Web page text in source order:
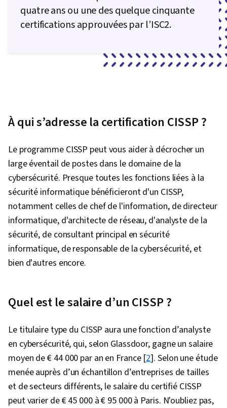
quatre ans ou une des quelque cinquante
certifications approuvées par l’ISC2.
À qui s’adresse la certification CISSP ?
Le programme CISSP peut vous aider à décrocher un
large éventail de postes dans le domaine de la
cybersécurité. Presque toutes les fonctions liées à la
sécurité informatique bénéficieront d'un CISSP,
notamment celles de chef de l'information, de directeur
informatique, d'architecte de réseau, d'analyste de la
sécurité, de consultant principal en sécurité
informatique, de responsable de la cybersécurité, et
bien d'autres encore.
Quel est le salaire d’un CISSP ?
Le titulaire type du CISSP aura une fonction d’analyste
en cybersécurité, qui, selon Glassdoor, gagne un salaire
moyen de € 44 000 par an en France [2]. Selon une étude
menée auprès d’un échantillon d’entreprises de tailles
et de secteurs différents, le salaire du certifié CISSP
peut varier de € 45 000 à € 95 000 à Paris. N'oubliez pas,